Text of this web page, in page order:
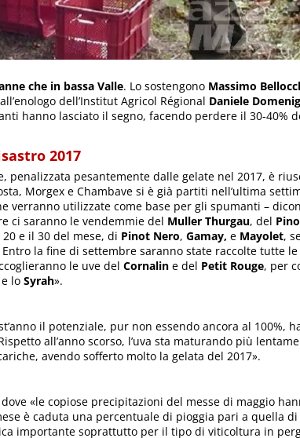
che in bassa Valle. Lo sostengono Massimo
dell’Institut Agricol Régional Daniele
hanno lasciato il segno, facendo perdere il 30-40%
2017
penalizzata pesantemente dalle gelate nel 2017, è
Morgex e Chambave si è già partiti nell’ultima
verranno utilizzate come base per gli spumanti –
ci saranno le vendemmie del Muller Thurgau, del
e il 30 del mese, di Pinot Nero, Gamay, e Mayolet,
Entro la fine di settembre saranno state raccolte tutte
le uve del Cornalin e del Petit Rouge, per
lo Syrah».
il potenziale, pur non essendo ancora al 100%,
all’anno scorso, l’uva sta maturando più
avendo sofferto molto la gelata del 2017».
«le copiose precipitazioni del messe di maggio
è caduta una percentuale di pioggia pari a quella di
importante soprattutto per il tipo di viticoltura in